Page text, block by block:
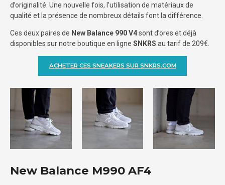
d’originalité. Une nouvelle fois, l’utilisation de matériaux de
qualité et la présence de nombreux détails font la différence.
Ces deux paires de New Balance 990 V4sont d’ores et déjà
disponibles sur notre boutique en ligne SNKRS au tarif de 209€.
ACHETER CES SNEAKERS SUR SNKRS.COM
New Balance M990 AF4